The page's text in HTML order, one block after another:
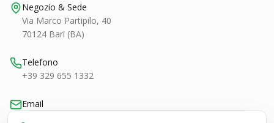
Negozio & Sede
Via Marco Partipilo, 40
70124 Bari (BA)
Telefono
+39 329 655 1332
Email